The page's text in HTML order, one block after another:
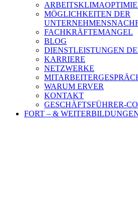
MÖGLICHKEITEN DER
FACHKRÄFTEMANGEL
BLOG
DIENSTLEISTUNGEN
KARRIERE
NETZWERKE
WARUM ERVER
KONTAKT
GESCHÄFTSFÜHRER-
FORT – &